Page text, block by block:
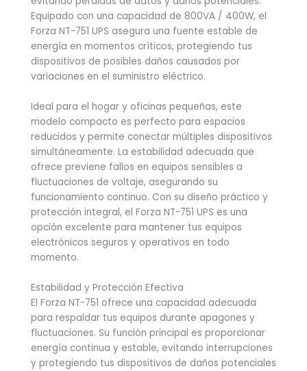
Equipado con una capacidad de 800VA / 400W, el
Forza NT-751 UPS asegura una fuente estable de
energía en momentos críticos, protegiendo tus
dispositivos de posibles daños causados por
variaciones en el suministro eléctrico.
Ideal para el hogar y oficinas pequeñas, este
modelo compacto es perfecto para espacios
reducidos y permite conectar múltiples dispositivos
simultáneamente. La estabilidad adecuada que
ofrece previene fallos en equipos sensibles a
fluctuaciones de voltaje, asegurando su
funcionamiento continuo. Con su diseño práctico y
protección integral, el Forza NT-751 UPS es una
opción excelente para mantener tus equipos
electrónicos seguros y operativos en todo
momento.
Estabilidad y Protección Efectiva
El Forza NT-751 ofrece una capacidad adecuada
para respaldar tus equipos durante apagones y
fluctuaciones. Su función principal es proporcionar
energía continua y estable, evitando interrupciones
y protegiendo tus dispositivos de daños potenciales